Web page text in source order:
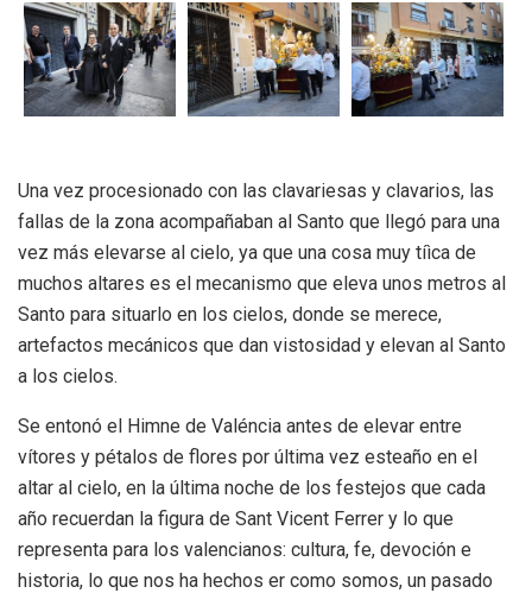
Una vez procesionado con las clavariesas y clavarios, las
fallas de la zona acompañaban al Santo que llegó para una
vez más elevarse al cielo, ya que una cosa muy tíìca de
muchos altares es el mecanismo que eleva unos metros al
Santo para situarlo en los cielos, donde se merece,
artefactos mecánicos que dan vistosidad y elevan al Santo
a los cielos.
Se entonó el Himne de Valéncia antes de elevar entre
vítores y pétalos de flores por última vez esteaño en el
altar al cielo, en la última noche de los festejos que cada
año recuerdan la figura de Sant Vicent Ferrer y lo que
representa para los valencianos: cultura, fe, devoción e
historia, lo que nos ha hechos er como somos, un pasado